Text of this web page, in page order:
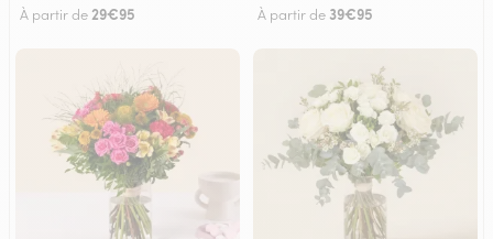
À partir de29€95 À partir de 39€95